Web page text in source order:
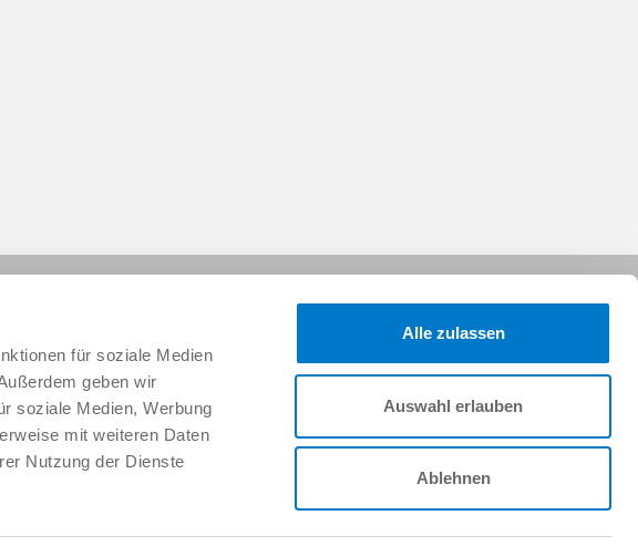
für soziale Medien
geben wir
soziale Medien, Werbung
mit weiteren Daten
Nutzung der Dienste
Alle zulassen
Auswahl erlauben
Ablehnen
Folgen Sie uns: